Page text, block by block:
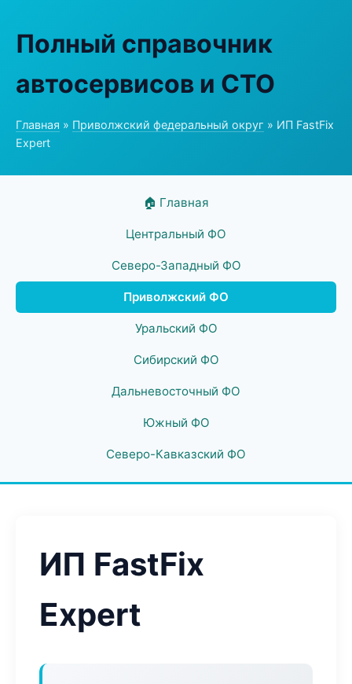
Полный справочник
автосервисов и СТО
Главная » Приволжский федеральный округ » ИП FastFix
Expert
🏠 Главная
Центральный ФО
Северо-Западный ФО
Приволжский ФО
Уральский ФО
Сибирский ФО
Дальневосточный ФО
Южный ФО
Северо-Кавказский ФО
ИП FastFix
Expert